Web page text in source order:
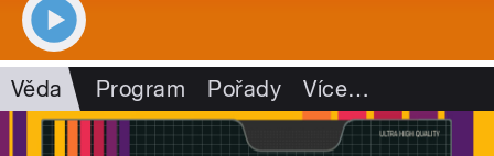
Věda Program Pořady Více…